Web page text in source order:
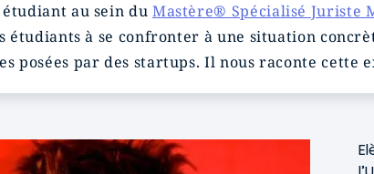
au sein du Mastère® Spécialisé Juriste
étudiants à se confronter à une situation
posées par des startups. Il nous raconte cette